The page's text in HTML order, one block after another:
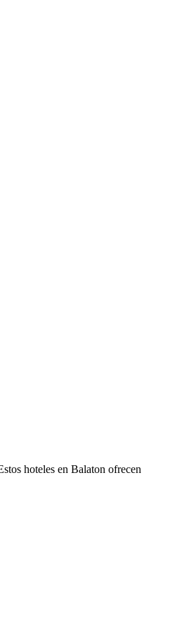
hoteles en Balaton ofrecen